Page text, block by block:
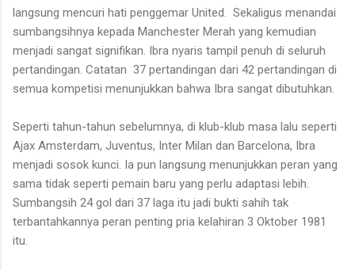
langsung mencuri hati penggemar United.
Sekaligus menandai
sumbangsihnya kepada Manchester Merah yang kemudian
menjadi sangat signifikan. Ibra nyaris tampil penuh di seluruh
pertandingan. Catatan 37 pertandingan dari 42 pertandingan di
semua kompetisi menunjukkan bahwa Ibra sangat dibutuhkan.
Seperti tahun-tahun sebelumnya, di klub-klub masa lalu seperti
Ajax Amsterdam, Juventus, Inter Milan dan Barcelona, Ibra
menjadi sosok kunci. Ia pun langsung menunjukkan peran yang
sama tidak seperti pemain baru yang perlu adaptasi lebih.
Sumbangsih 24 gol dari 37 laga itu jadi bukti sahih tak
terbantahkannya peran penting pria kelahiran 3 Oktober 1981
itu.